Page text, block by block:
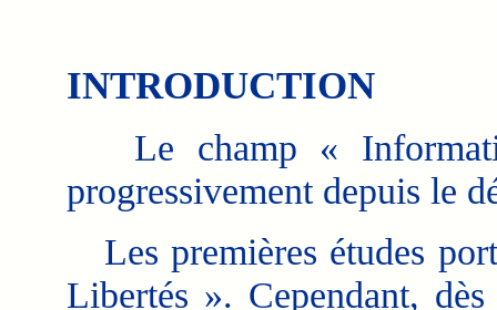
INTRODUCTION
Le champ «
progressivement depuis le
Les premières études
Libertés ». Cependant,